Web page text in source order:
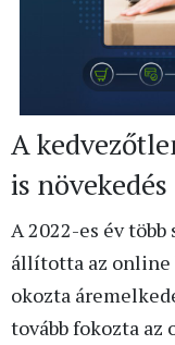
A
is növekedés
A 2022-es év
állította az online
okozta
tovább fokozta az